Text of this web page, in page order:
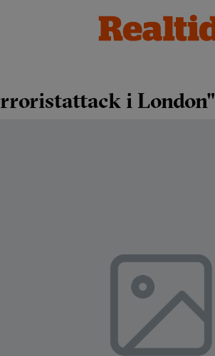
i London"